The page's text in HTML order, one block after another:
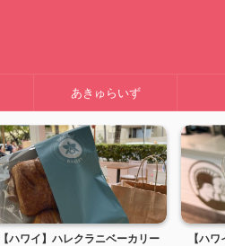
あきゅらいず
【ハワイ】アイランドヴィンテー